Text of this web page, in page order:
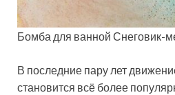
Бомба для ванной Снеговик-
В последние пару лет
становится всё более